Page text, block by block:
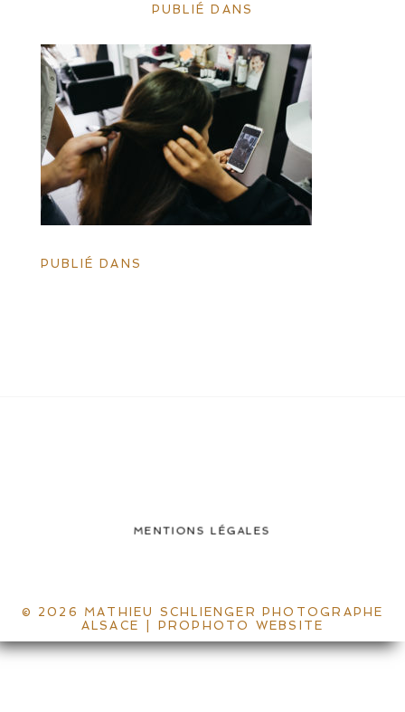
PUBLIÉ DANS
PUBLIÉ DANS
MENTIONS LÉGALES
© 2026 MATHIEU SCHLIENGER PHOTOGRAPHE
ALSACE
PROPHOTO WEBSITE